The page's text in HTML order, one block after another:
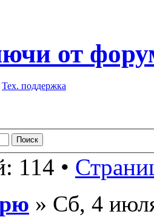
от
Тех. поддержка
114 •
» Сб, 4